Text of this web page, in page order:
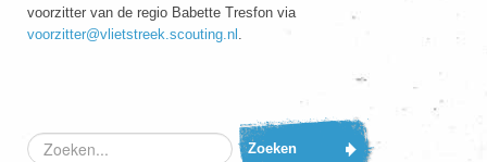
voorzitter van de regio Babette Tresfon via
voorzitter@vlietstreek.scouting.nl
Zoeken